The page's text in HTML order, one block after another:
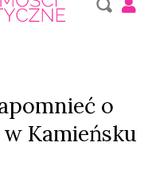
o
Kamieńsku